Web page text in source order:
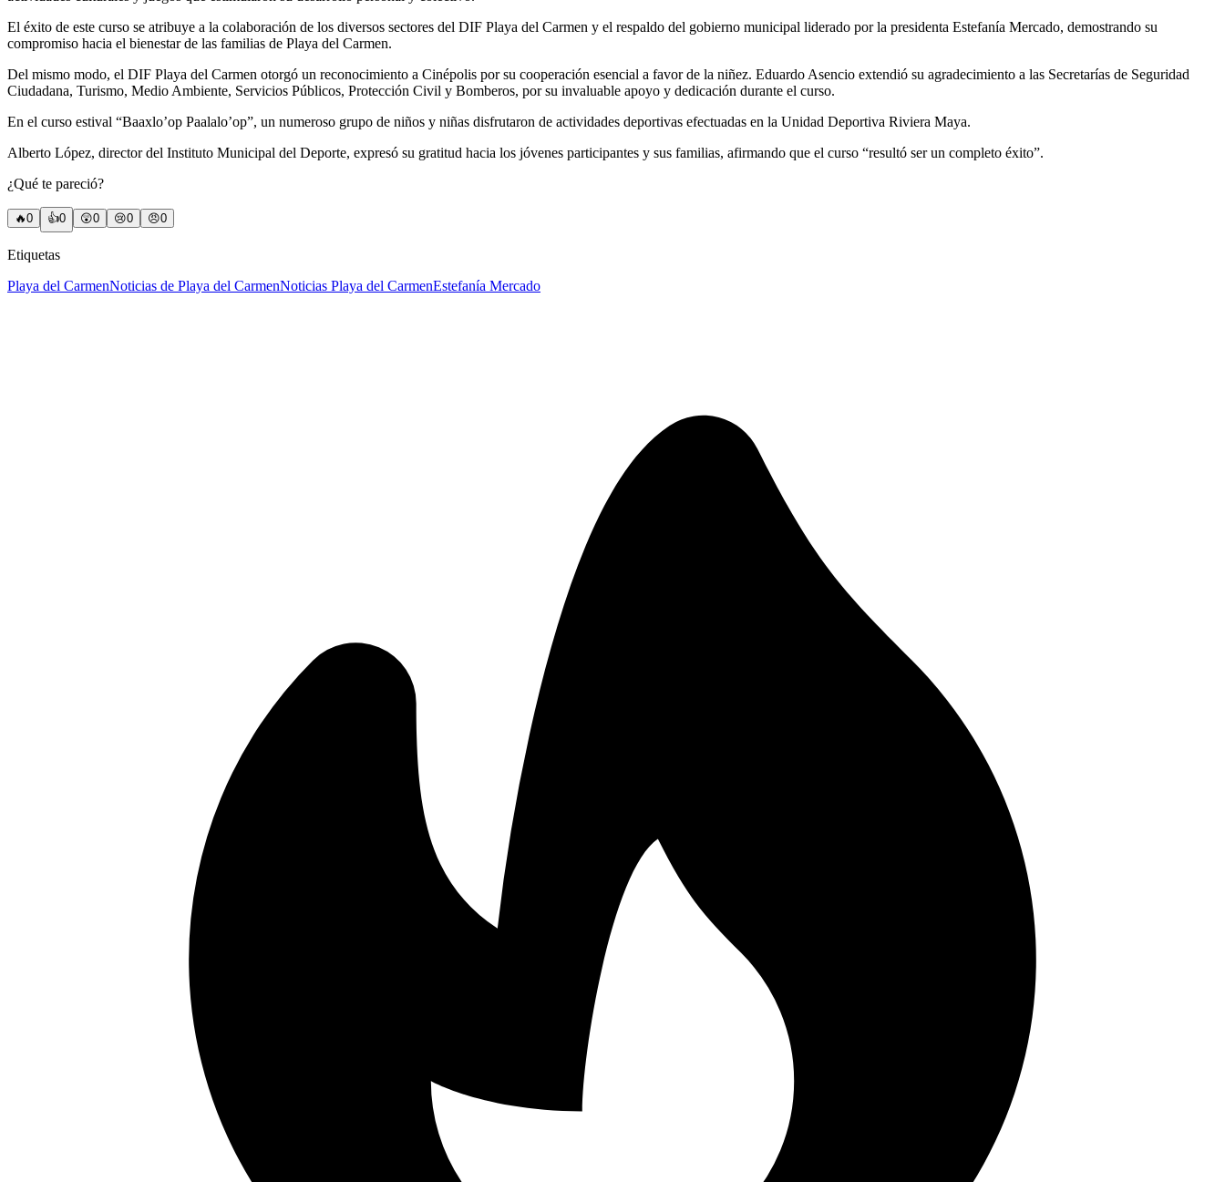
El éxito de este curso se atribuye a la colaboración de los diversos sectores del DIF Playa del Carmen y el respaldo del gobierno municipal liderado por la presidenta Estefanía Mercado, demostrando su
compromiso hacia el bienestar de las familias de Playa del Carmen.
Del mismo modo, el DIF Playa del Carmen otorgó un reconocimiento a Cinépolis por su cooperación esencial a favor de la niñez. Eduardo Asencio extendió su agradecimiento a las Secretarías de Seguridad
Ciudadana, Turismo, Medio Ambiente, Servicios Públicos, Protección Civil y Bomberos, por su invaluable apoyo y dedicación durante el curso.
En el curso estival “Baaxlo’op Paalalo’op”, un numeroso grupo de niños y niñas disfrutaron de actividades deportivas efectuadas en la Unidad Deportiva Riviera Maya.
Alberto López, director del Instituto Municipal del Deporte, expresó su gratitud hacia los jóvenes participantes y sus familias, afirmando que el curso “resultó ser un completo éxito”.
¿Qué te pareció?
🔥0 👍0 😲0 😢0 😠0
Etiquetas
Playa del CarmenNoticias de Playa del CarmenNoticias Playa del CarmenEstefanía Mercado